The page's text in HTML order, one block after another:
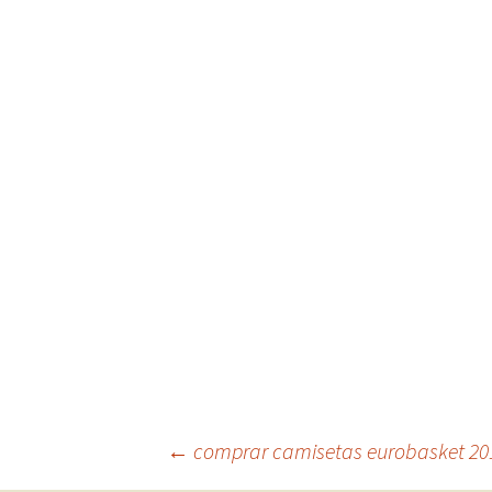
Navegación
← comprar camisetas eurobasket